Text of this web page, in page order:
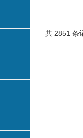
共 2851 条